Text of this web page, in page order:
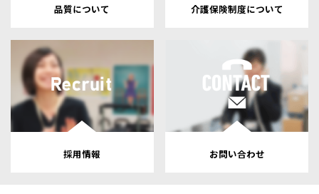
品質について 介護保険制度について
採用情報 お問い合わせ